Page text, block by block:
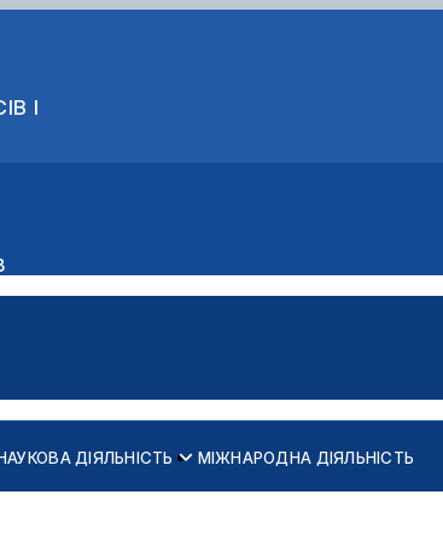
І
ДІЯЛЬНІСТЬ МІЖНАРОДНА ДІЯЛЬНІСТЬ